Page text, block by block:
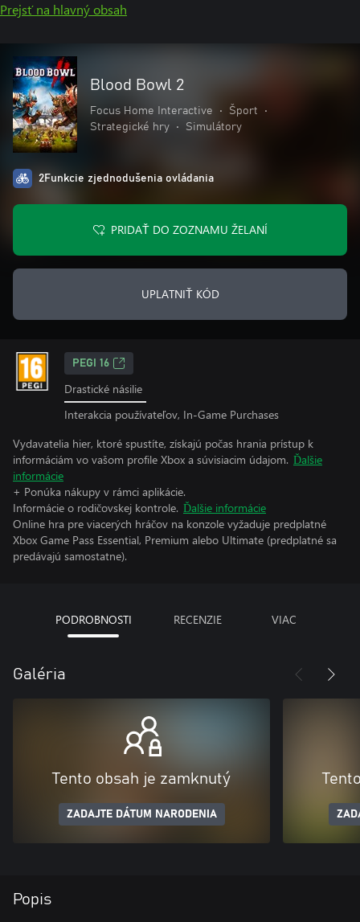
Prejsť na hlavný obsah
Blood Bowl 2
Focus Home Interactive • Šport
•
Strategické hry
• Simulátory
2Funkcie zjednodušenia ovládania
PRIDAŤ DO ZOZNAMU ŽELANÍ
UPLATNIŤ KÓD
PEGI 16
Drastické násilie
Interakcia používateľov, In-Game Purchases
Vydavatelia hier, ktoré spustíte, získajú počas hrania prístup k
informáciám vo vašom profile Xbox a súvisiacim údajom. Ďalšie
informácie
+ Ponúka nákupy v rámci aplikácie.
Informácie o rodičovskej kontrole. Ďalšie informácie
Online hra pre viacerých hráčov na konzole vyžaduje predplatné
Xbox Game Pass Essential, Premium alebo Ultimate (predplatné sa
predávajú samostatne).
PODROBNOSTI RECENZIE VIAC
Galéria
Tento obsah je zamknutý
ZADAJTE DÁTUM NARODENIA
Popis